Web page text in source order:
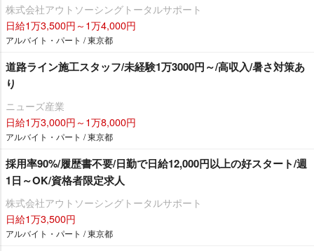
株式会社アウトソーシングトータルサポート
日給1万3,500円～1万4,000円
アルバイト・パート / 東京都
道路ライン施工スタッフ/未経験1万3000円～/高収入/暑さ対策あ
り
ニューズ産業
日給1万3,000円～1万8,000円
アルバイト・パート / 東京都
採用率90%/履歴書不要/日勤で日給12,000円以上の好スタート/週
1日～OK/資格者限定求人
株式会社アウトソーシングトータルサポート
日給1万3,500円
アルバイト・パート / 東京都